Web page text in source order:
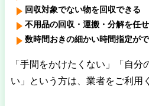
回収対象でない物を回収できる
不用品の回収・運搬・分解を任
数時間おきの細かい時間指定が
「手間をかけたくない」「自分
い」という方は、業者をご利用